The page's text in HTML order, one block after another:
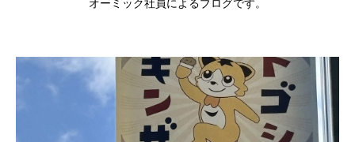
オーミック社員によるブログです。